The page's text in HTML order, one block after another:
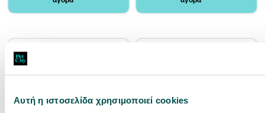
Αυτή η ιστοσελίδα χρησιμοποιεί cookies